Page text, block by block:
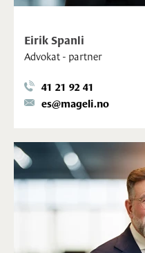
Eirik Spanli
Advokat - partner
41 21 92 41
es@mageli.no